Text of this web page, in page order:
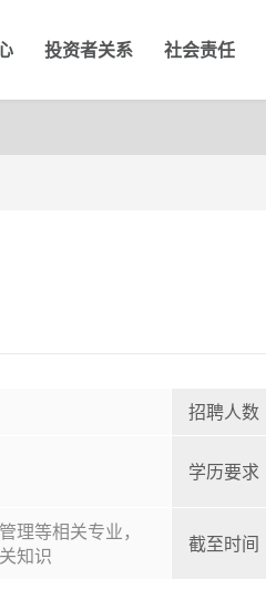
投资者关系 社会责任
招聘人数
学历要求
理等相关专业，
知识
截至时间